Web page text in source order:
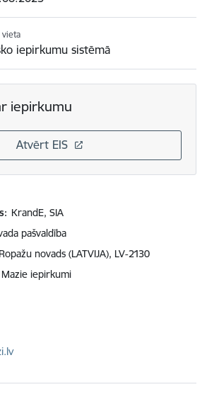
vieta
iepirkumu sistēmā
iepirkumu
Atvērt EIS
KrandE, SIA
pašvaldība
Ropažu novads (LATVIJA), LV-2130
Mazie iepirkumi